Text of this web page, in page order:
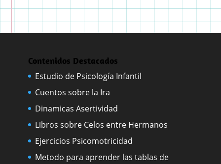
Contenidos Destacados
Estudio de Psicología Infantil
Cuentos sobre la Ira
Dinamicas Asertividad
Libros sobre Celos entre Hermanos
Ejercicios Psicomotricidad
Metodo para aprender las tablas de